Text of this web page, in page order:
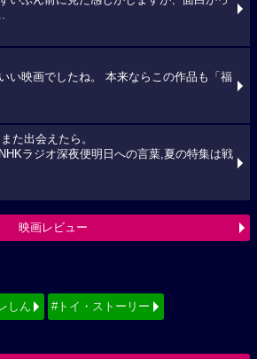
いい映画でしたね。 本来ならこの作品も「福
た出会えたら。
NHKラジオ深夜便明日への言葉,夏の特集は戦
映画レビュー
しん #トイ・ストーリー